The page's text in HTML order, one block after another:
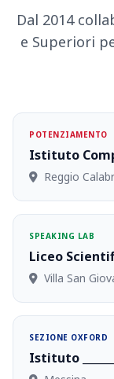
Dal 2014
e Superiori
POTENZIAMENTO
Istituto
Reggio
SPEAKING LAB
Liceo
Villa San
SEZIONE OXFORD
Istituto